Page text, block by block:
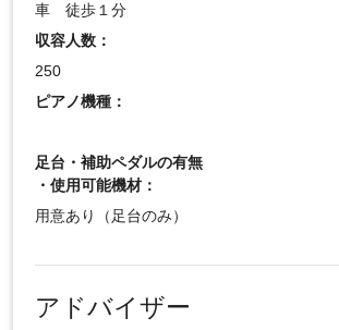
車 徒歩１分
収容人数：
250
ピアノ機種：
足台・補助ペダルの有無
・使用可能機材：
用意あり（足台のみ）
アドバイザー